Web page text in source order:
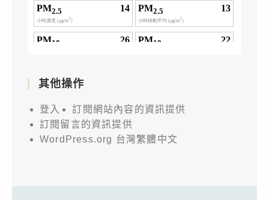
其他操作
登入
訂閱網站內容的資訊提供
訂閱留言的資訊提供
WordPress.org 台灣繁體中文